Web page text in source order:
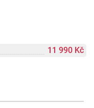
11 990 Kč